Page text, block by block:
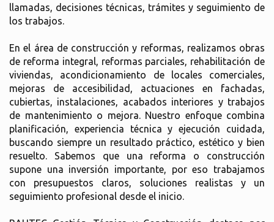
llamadas, decisiones técnicas, trámites y seguimiento de
los trabajos.
En el área de construcción y reformas, realizamos obras
de reforma integral, reformas parciales, rehabilitación de
viviendas, acondicionamiento de locales comerciales,
mejoras de accesibilidad, actuaciones en fachadas,
cubiertas, instalaciones, acabados interiores y trabajos
de mantenimiento o mejora. Nuestro enfoque combina
planificación, experiencia técnica y ejecución cuidada,
buscando siempre un resultado práctico, estético y bien
resuelto. Sabemos que una reforma o construcción
supone una inversión importante, por eso trabajamos
con presupuestos claros, soluciones realistas y un
seguimiento profesional desde el inicio.